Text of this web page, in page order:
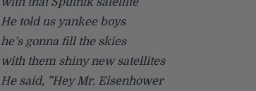
He told us yankee boys
he’s gonna fill the skies
with them shiny new satellites
He said, ”Hey Mr. Eisenhower